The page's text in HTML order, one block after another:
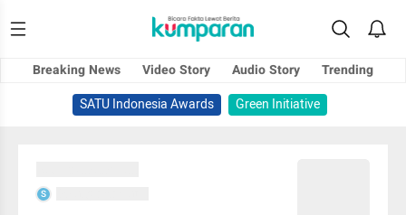
Breaking News Video Story Audio Story
Trending
SATU Indonesia Awards
Green Initiative
S